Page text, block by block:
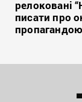
релоковані
писати про
пропагандою